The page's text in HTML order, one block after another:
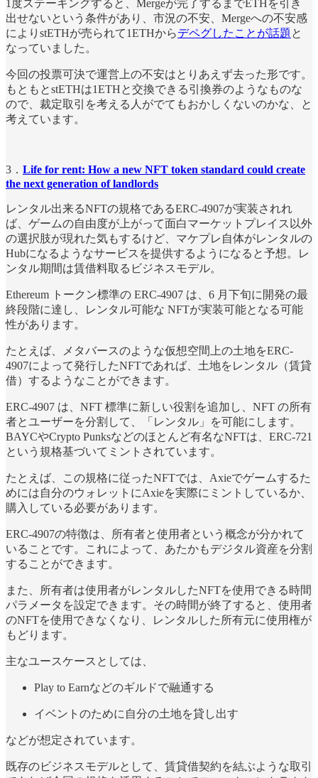
1度ステーキングすると、Mergeが完了するまでETHを引き
出せないという条件があり、市況の不安、Mergeへの不安感
によりstETHが売られて1ETHからデペグしたことが話題 と
なっていました。
今回の投票可決で運営上の不安はとりあえず去った形です。
もともとstETHは1ETHと交換できる引換券のようなものな
ので、裁定取引を考える人がでてもおかしくないのかな、と
考えています。
3． Life for rent: How a new NFT token standard could create
the next generation of landlords
レンタル出来るNFTの規格であるERC-4907が実装されれ
ば、ゲームの自由度が上がって面白マーケットプレイス以外
の選択肢が現れた気もするけど、マケプレ自体がレンタルの
Hubになるようなサービスを提供するようになると予想。レ
ンタル期間は賃借料取るビジネスモデル。
Ethereum トークン標準の ERC-4907 は、6 月下旬に開発の最
終段階に達し、レンタル可能な NFTが実装可能となる可能
性があります。
たとえば、メタバースのような仮想空間上の土地をERC-
4907によって発行したNFTであれば、土地をレンタル（賃貸
借）するようなことができます。
ERC-4907 は、NFT 標準に新しい役割を追加し、NFT の所有
者とユーザーを分割して、「レンタル」を可能にします。
BAYCやCrypto Punksなどのほとんど有名なNFTは、ERC-721
という規格基づいてミントされています。
たとえば、この規格に従ったNFTでは、Axieでゲームするた
めには自分のウォレットにAxieを実際にミントしているか、
購入している必要があります。
ERC-4907の特徴は、所有者と使用者という概念が分かれて
いることです。これによって、あたかもデジタル資産を分割
することができます。
また、所有者は使用者がレンタルしたNFTを使用できる時間
パラメータを設定できます。その時間が終了すると、使用者
のNFTを使用できなくなり、レンタルした所有元に使用権が
もどります。
主なユースケースとしては、
Play to Earnなどのギルドで融通する
イベントのために自分の土地を貸し出す
などが想定されています。
既存のビジネスモデルとして、賃貸借契約を結ぶような取引